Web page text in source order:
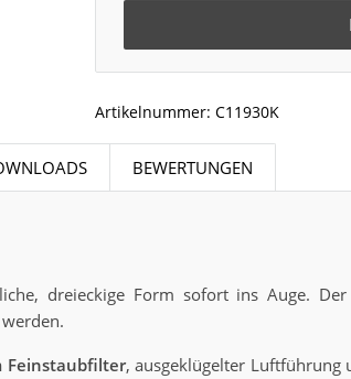
Artikelnummer:C11930K
BEWERTUNGEN
dreieckige Form sofort ins Auge.
Feinstaubfilter, ausgeklügelter Luftführung